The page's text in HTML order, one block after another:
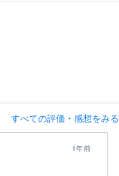
すべての評価・感想をみる
1年前